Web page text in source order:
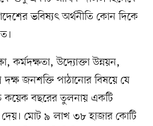
ভবিষ্যৎ অর্থনীতি কোন দিকে
কর্মদক্ষতা, উদ্যোক্তা উন্নয়ন,
দক্ষ জনশক্তি পাঠানোর বিষয়ে যে
কয়েক বছরের তুলনায় একটি
দেয়। মোট ৯ লাখ ৩৮ হাজার কোটি